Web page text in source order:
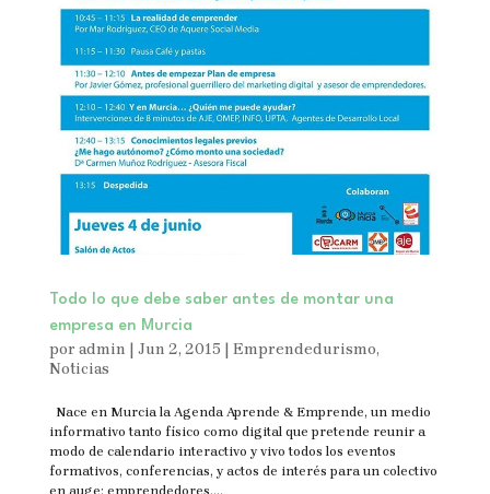
Todo lo que debe saber antes de montar una
empresa en Murcia
por admin | Jun 2, 2015 | Emprendedurismo,
Noticias
Nace en Murcia la Agenda Aprende & Emprende, un medio
informativo tanto físico como digital que pretende reunir a
modo de calendario interactivo y vivo todos los eventos
formativos, conferencias, y actos de interés para un colectivo